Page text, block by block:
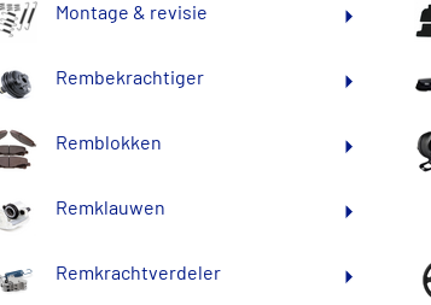
Montage & revisie
Rembekrachtiger
Remblokken
Remklauwen
Remkrachtverdeler